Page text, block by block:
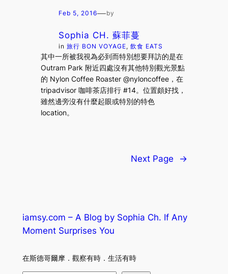
Feb 5, 2016—by
Sophia CH. 蘇菲蔓
in旅行 BON VOYAGE, 飲食 EATS
其中一所被我視為必到而特別想要拜訪的是在
Outram Park 附近四處沒有其他特別觀光景點
的 Nylon Coffee Roaster @nyloncoffee，在
tripadvisor 咖啡茶店排行 #14。位置頗好找，
雖然邊旁沒有什麼起眼或特別的特色
location。
Next Page →
iamsy.com – A Blog by Sophia Ch. If Any
Moment Surprises You
在斯德哥爾摩．觀察有時．生活有時